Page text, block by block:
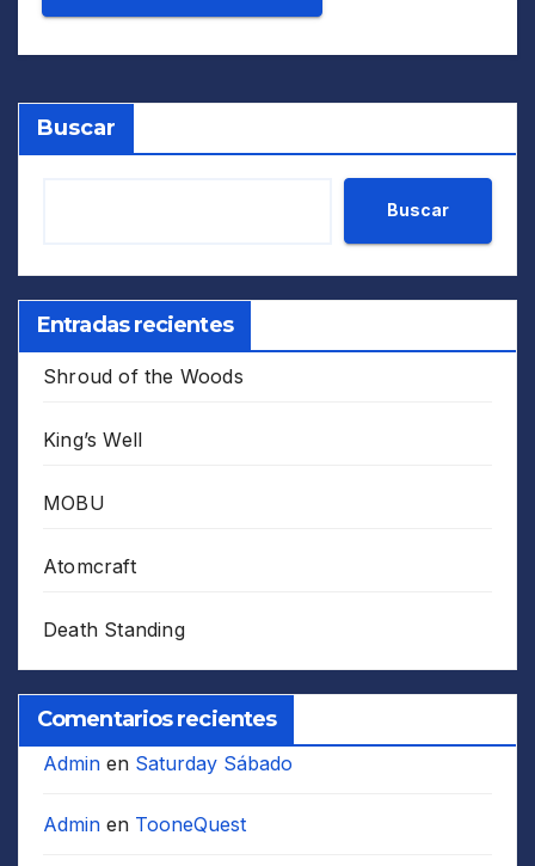
Buscar
Buscar
Entradas recientes
Shroud of the Woods
King’s Well
MOBU
Atomcraft
Death Standing
Comentarios recientes
Admin en Saturday Sábado
Admin en TooneQuest